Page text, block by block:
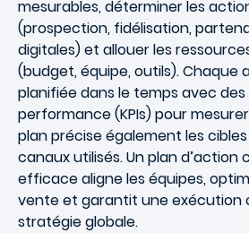
mesurables, déterminer les
(prospection, fidélisation,
digitales) et allouer les
(budget, équipe, outils). Chaque
planifiée dans le temps avec
performance (KPIs) pour
plan précise également les
canaux utilisés. Un plan d’action
efficace aligne les équipes,
vente et garantit une exécution
stratégie globale.